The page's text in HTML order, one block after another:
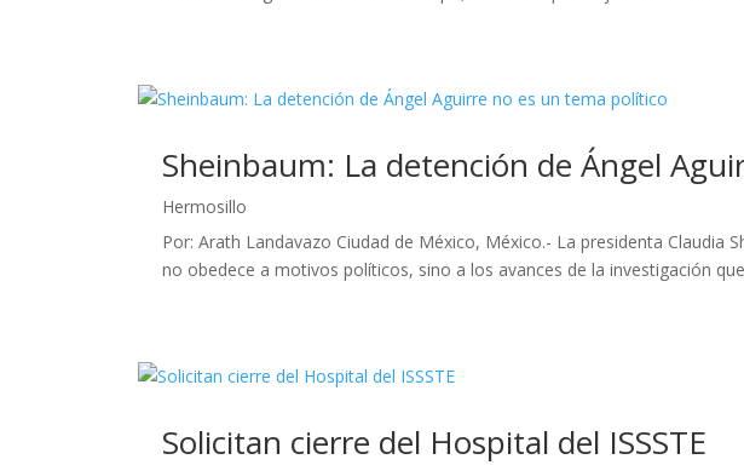
Sheinbaum: La detención de Ángel
Hermosillo
Por: Arath Landavazo Ciudad de México, México.- La presidenta Claudia
no obedece a motivos políticos, sino a los avances de la investigación
Solicitan cierre del Hospital del ISSSTE